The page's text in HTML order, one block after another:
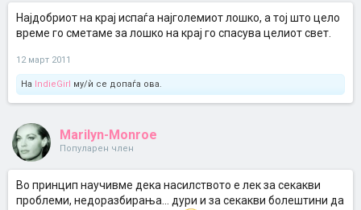
Најдобриот на крај испаѓа најголемиот лошко, а тој што цело
време го сметаме за лошко на крај го спасува целиот свет.
12 март 2011
На IndieGirl му/ѝ се допаѓа ова.
Marilyn-Monroe
Популарен член
Во принцип научивме дека насилството е лек за секакви
проблеми, недоразбирања... дури и за секакви болештини да